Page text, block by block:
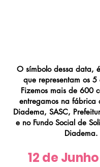
O símbolo dessa data,
que representam os 5
Fizemos mais de 600
entregamos na fábrica
Diadema, SASC,
e no Fundo Social de
Diadema.
12 de